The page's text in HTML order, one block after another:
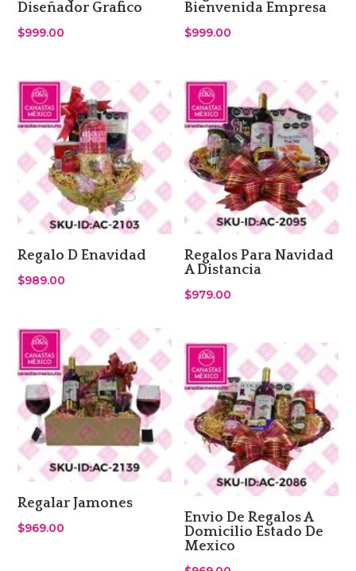
Diseñador Grafico
$999.00
Bienvenida Empresa
$999.00
Regalo D Enavidad
$989.00
Regalos Para Navidad
A Distancia
$979.00
Regalar Jamones
$969.00
Envio De Regalos A
Domicilio Estado De
Mexico